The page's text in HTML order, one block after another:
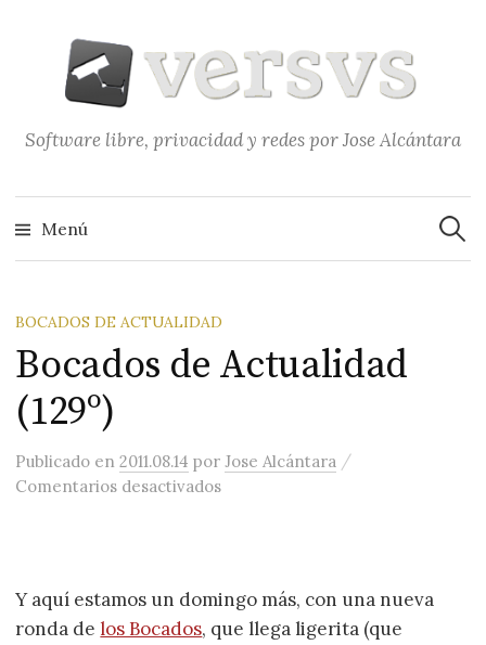
contenido
Software libre, privacidad y redes por Jose Alcántara
Menú
BOCADOS DE ACTUALIDAD
Bocados de Actualidad
(129º)
Publicado en2011.08.14 porJose Alcántara /
Comentarios desactivadosen Bocados de Actualidad (129º)
Y aquí estamos un domingo más, con una nueva
ronda delos Bocados, que llega ligerita (que